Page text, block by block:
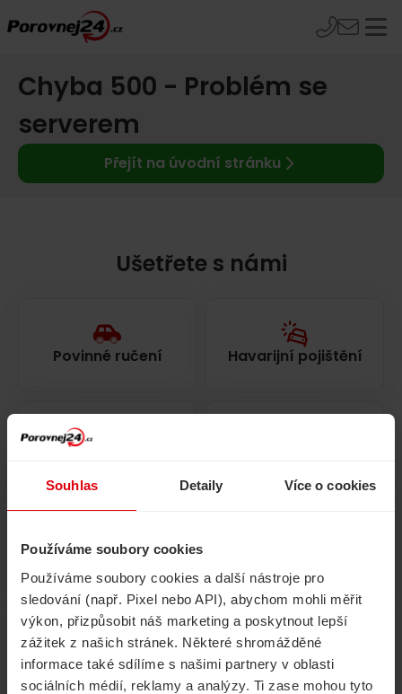
Souhlas Detaily Více o cookies
Používáme soubory cookies
Používáme soubory cookies a další nástroje pro
sledování (např. Pixel nebo API), abychom mohli měřit
výkon, přizpůsobit náš marketing a poskytnout lepší
zážitek z našich stránek. Některé shromážděné
informace také sdílíme s našimi partnery v oblasti
sociálních médií, reklamy a analýzy. Ti zase mohou tyto
Chyba 500 - Problém se
serverem
Přejít na úvodní stránku
Ušetřete s námi
Povinné ručení Havarijní pojištění
Volání, internet, TV
Životní pojištění Energie